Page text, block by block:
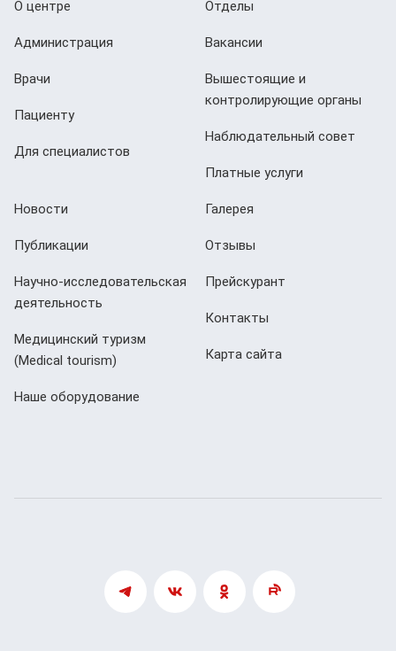
О центре
Администрация
Врачи
Пациенту
Для специалистов
Отделы
Вакансии
Вышестоящие и
контролирующие органы
Наблюдательный совет
Платные услуги
Новости
Публикации
Научно-исследовательская
деятельность
Медицинский туризм
(Мedical tourism)
Наше оборудование
Галерея
Отзывы
Прейскурант
Контакты
Карта сайта